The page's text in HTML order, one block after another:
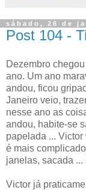
sábado, 26 de
Post 104 -
Dezembro
ano. Um ano
andou, ficou
Janeiro veio,
nesse ano as
andou, habite-se
papelada ...
é mais
janelas, sacada
Victor já